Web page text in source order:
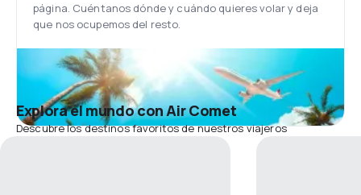
página. Cuéntanos dónde y cuándo quieres volar y deja
que nos ocupemos del resto.
Explora el mundo con Air Comet
Descubre los destinos favoritos de nuestros viajeros